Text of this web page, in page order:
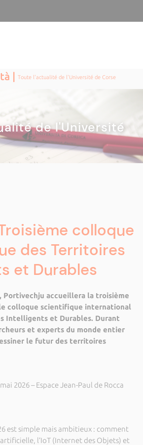
|Toute l'actualité de l'Université de Corse
de l'Université
colloque
des Territoires
et Durables
Portivechju accueillera la troisième
colloque scientifique international
Intelligents et Durables. Durant
et experts du monde entier
le futur des territoires
2026 – Espace Jean-Paul de Rocca
est simple mais ambitieux : comment
l’IoT (Internet des Objets) et